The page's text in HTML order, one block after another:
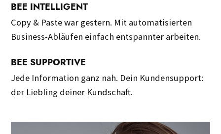
BEE INTELLIGENT
Copy & Paste war gestern. Mit automatisierten
Business-Abläufen einfach entspannter arbeiten.
BEE SUPPORTIVE
Jede Information ganz nah. Dein Kundensupport:
der Liebling deiner Kundschaft.